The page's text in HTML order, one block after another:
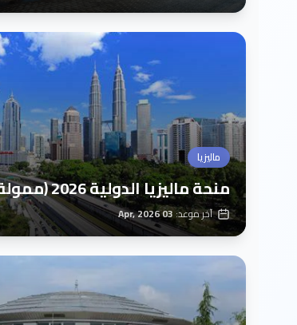
ماليزيا
منحة ماليزيا الدولية 2026 (ممولة بالكامل)
آخر موعد:03 Apr, 2026